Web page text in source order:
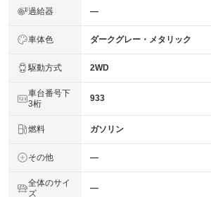
過給器 ―
車体色 ダークグレー・メタリック
駆動方式 2WD
車台番号下
3桁
933
燃料 ガソリン
その他 ―
全体のサイ
ズ
―